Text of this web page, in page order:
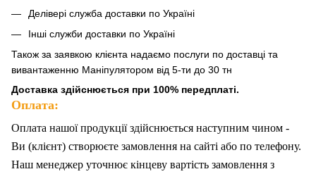
Делівері служба доставки по Україні
Інші служби доставки по Україні
Також за заявкою клієнта надаємо послуги по доставці та
вивантаженню Маніпулятором від 5-ти до 30 тн
Доставка здійснюється при 100% передплаті.
Оплата:
Оплата нашої продукції здійснюється наступним чином -
Ви (клієнт) створюєте замовлення на сайті або по телефону.
Наш менеджер уточнює кінцеву вартість замовлення з